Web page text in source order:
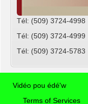
Tél: (509) 3724-4998
Tél: (509) 3724-4999
Tél: (509) 3724-5783
Vidéo pou édé'w
Terms of Services